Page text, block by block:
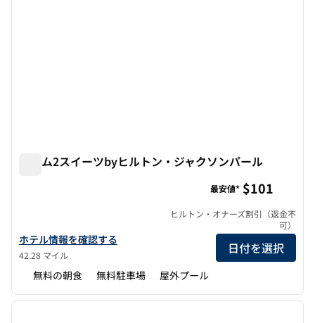
ホーム2スイーツbyヒルトン・ジャクソンパール
ホーム2スイーツbyヒルトン・ジャクソンパールのホテルの詳細を
ホテル情報を確認する
42.28 マイル
最安値* $101
ヒルトン・オナーズ割引（返金不
可）
日付を選択
無料の朝食 無料駐車場 屋外プール
1/12
1/12
前の画像 次の